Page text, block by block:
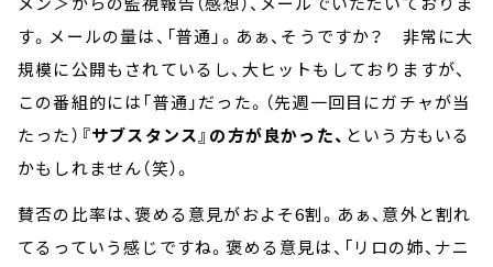
す。メールの量は、「普通」。あぁ、そうですか？ 非常に大
規模に公開もされているし、大ヒットもしておりますが、
この番組的には「普通」だった。（先週一回目にガチャが当
たった） 『サブスタンス』の方が良かった、 という方もいる
かもしれません（笑）。
賛否の比率は、褒める意見がおよそ6割。あぁ、意外と割れ
てるっていう感じですね。褒める意見は、「リロの姉、ナニ